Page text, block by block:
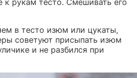
в тесто изюм или цукаты,
советуют присыпать изюм
и не разбился при